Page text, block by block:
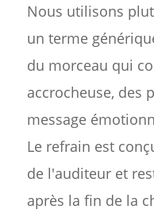
Nous utilisons
un terme
du morceau qui
accrocheuse, des
message
Le refrain est
de l'auditeur et
après la fin de la